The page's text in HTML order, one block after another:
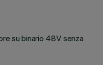
su binario 48V senza